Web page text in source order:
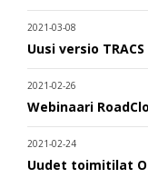
2021-03-08
Uusi versio
2021-02-26
Webinaari
2021-02-24
Uudet toimitilat